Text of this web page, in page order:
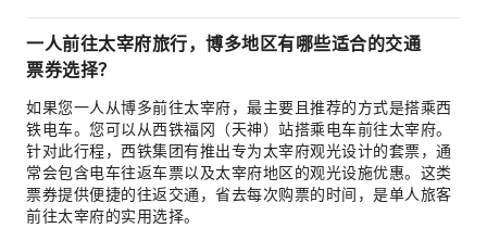
一人前往太宰府旅行，博多地区有哪些适合的交通
票券选择？
如果您一人从博多前往太宰府，最主要且推荐的方式是搭乘西
铁电车。您可以从西铁福冈（天神）站搭乘电车前往太宰府。
针对此行程，西铁集团有推出专为太宰府观光设计的套票，通
常会包含电车往返车票以及太宰府地区的观光设施优惠。这类
票券提供便捷的往返交通，省去每次购票的时间，是单人旅客
前往太宰府的实用选择。